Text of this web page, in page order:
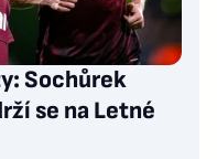
Sochůrek
se na Letné